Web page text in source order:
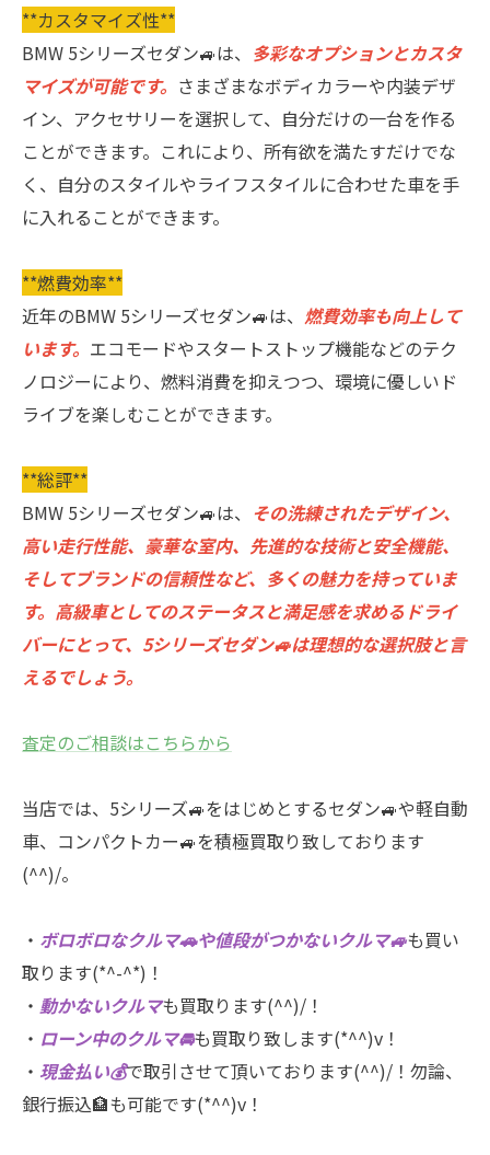
**カスタマイズ性**
BMW 5シリーズセダン🚙は、 多彩なオプションとカスタ
マイズが可能です。 さまざまなボディカラーや内装デザ
イン、アクセサリーを選択して、自分だけの一台を作る
ことができます。これにより、所有欲を満たすだけでな
く、自分のスタイルやライフスタイルに合わせた車を手
に入れることができます。
**燃費効率**
近年のBMW 5シリーズセダン🚙は、 燃費効率も向上して
います。 エコモードやスタートストップ機能などのテク
ノロジーにより、燃料消費を抑えつつ、環境に優しいド
ライブを楽しむことができます。
**総評**
BMW 5シリーズセダン🚙は、 その洗練されたデザイン、
高い走行性能、豪華な室内、先進的な技術と安全機能、
そしてブランドの信頼性など、多くの魅力を持っていま
す。高級車としてのステータスと満足感を求めるドライ
バーにとって、5シリーズセダン🚙は理想的な選択肢と言
えるでしょう。
査定のご相談はこちらから
当店では、5シリーズ🚙をはじめとするセダン🚙や軽自動
車、コンパクトカー🚙を積極買取り致しております
(^^)/。
・ ボロボロなクルマ🚗や値段がつかないクルマ🚙も買い
取ります(*^-^*)！
・ 動かないクルマも買取ります(^^)/！
・ ローン中のクルマ🚘も買取り致します(*^^)v！
・ 現金払い💰で取引させて頂いております(^^)/！勿論、
銀行振込🏦も可能です(*^^)v！